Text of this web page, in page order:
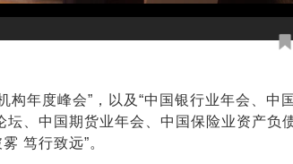
年度峰会”，以及“中国银行业年会、中
、中国期货业年会、中国保险业资产负
笃行致远”。